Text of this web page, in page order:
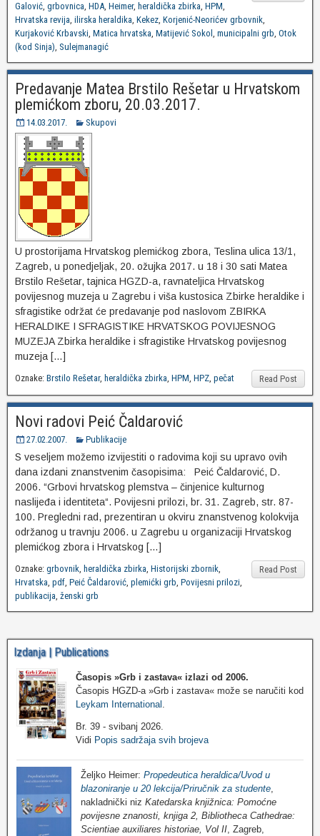
Galović, grbovnica, HDA, Heimer, heraldička zbirka, HPM,
Hrvatska revija, ilirska heraldika, Kekez, Korjenić-Neorićev grbovnik,
Kurjaković Krbavski, Matica hrvatska, Matijević Sokol , municipalni grb, Otok
(kod Sinja), Sulejmanagić
Predavanje Matea Brstilo Rešetar u Hrvatskom
plemićkom zboru, 20.03.2017.
14.03.2017. Skupovi
U prostorijama Hrvatskog plemićkog zbora, Teslina ulica 13/1,
Zagreb, u ponedjeljak, 20. ožujka 2017. u 18 i 30 sati Matea
Brstilo Rešetar, tajnica HGZD-a, ravnateljica Hrvatskog
povijesnog muzeja u Zagrebu i viša kustosica Zbirke heraldike i
sfragistike održat će predavanje pod naslovom ZBIRKA
HERALDIKE I SFRAGISTIKE HRVATSKOG POVIJESNOG
MUZEJA Zbirka heraldike i sfragistike Hrvatskog povijesnog
muzeja […]
Read Post
Oznake: Brstilo Rešetar, heraldička zbirka, HPM, HPZ, pečat
Novi radovi Peić Čaldarović
27.02.2007. Publikacije
S veseljem možemo izvijestiti o radovima koji su upravo ovih
dana izdani znanstvenim časopisima: Peić Čaldarović, D.
2006. “Grbovi hrvatskog plemstva – činjenice kulturnog
naslijeđa i identiteta“. Povijesni prilozi, br. 31. Zagreb, str. 87-
100. Pregledni rad, prezentiran u okviru znanstvenog kolokvija
održanog u travnju 2006. u Zagrebu u organizaciji Hrvatskog
plemićkog zbora i Hrvatskog […]
Read Post
Oznake: grbovnik, heraldička zbirka, Historijski zbornik,
Hrvatska, pdf, Peić Čaldarović, plemićki grb, Povijesni prilozi,
publikacija, ženski grb
Izdanja | Publications
Časopis »Grb i zastava« izlazi od 2006.
Časopis HGZD-a »Grb i zastava« može se naručiti kod
Leykam International
Br. 39 - svibanj 2026.
Vidi Popis sadržaja svih brojeva
Željko Heimer: Propedeutica heraldica/Uvod u
blazoniranje u 20 lekcija/Priručnik za studente,
nakladnički niz Katedarska knjižnica: Pomoćne
povijesne znanosti, knjiga 2, Bibliotheca Cathedrae:
Scientiae auxiliares historiae, Vol II, Zagreb,